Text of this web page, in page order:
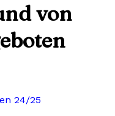
von
24/25